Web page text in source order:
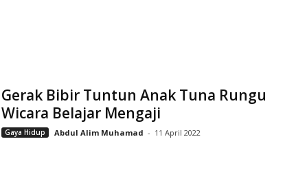
Gerak Bibir Tuntun Anak Tuna Rungu
Wicara Belajar Mengaji
Gaya Hidup Abdul Alim Muhamad - 11 April 2022